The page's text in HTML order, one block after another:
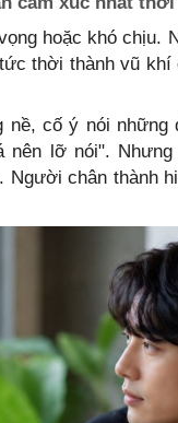
hoặc khó chịu.
thời thành vũ
cố ý nói những
nên lỡ nói".
chân thành